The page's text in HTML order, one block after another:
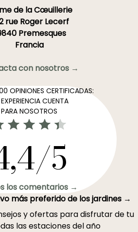
de la Cœuillerie
rue Roger Lecerf
Premesques
Francia
con nosotros →
OPINIONES CERTIFICADAS:
CUENTA
PARA NOSOTROS
5
los comentarios →
más preferido de los jardines →
y ofertas para disfrutar de tu
las estaciones del año